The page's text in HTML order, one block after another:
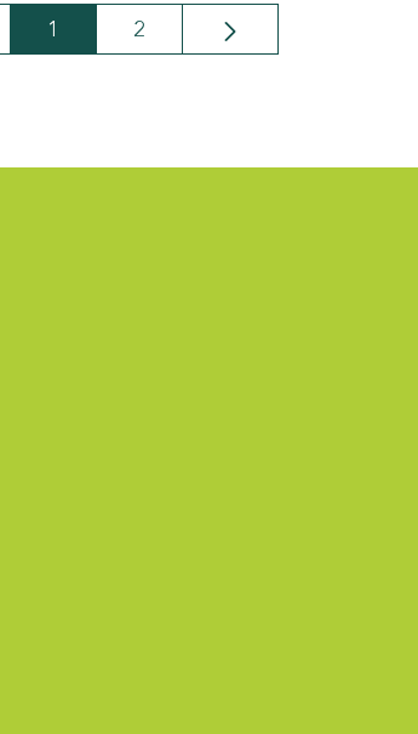
Seite
1 Seite
2